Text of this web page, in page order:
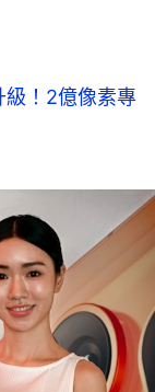
！2億像素專